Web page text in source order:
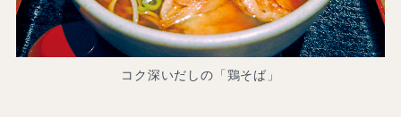
コク深いだしの「鶏そば」